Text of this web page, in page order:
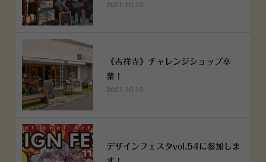
2021.10.19
《吉祥寺》チャレンジショップ卒
業！
2021.10.19
デザインフェスタvol.54に参加しま